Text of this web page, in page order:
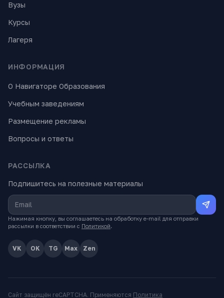
Вузы
Курсы
Лагеря
ИНФОРМАЦИЯ
О Навигаторе Образования
Учебным заведениям
Размещение рекламы
Вопросы и ответы
РАССЫЛКА
Подпишитесь на полезные материалы
Нажимая кнопку, вы соглашаетесь на обработку e-mail для отправки
рассылки в соответствии с Политикой.
VK OK TG Max Zen
Сайт защищён reCAPTCHA. Применяются Политика